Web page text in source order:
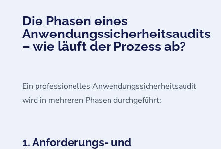
Die Phasen eines
Anwendungssicherheitsaudits
– wie läuft der Prozess ab?
Ein professionelles Anwendungssicherheitsaudit
wird in mehreren Phasen durchgeführt:
1. Anforderungs- und